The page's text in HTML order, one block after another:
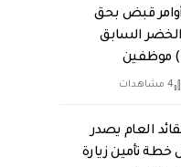
أوامر قبض بحق
السابق
4 مشاهدات
العام يصدر
تأمين زيارة